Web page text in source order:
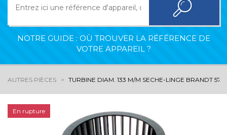
NOTRE GUIDE : OÙ TROUVER LA RÉFÉRENCE DE
VOTRE APPAREIL ?
AUTRES PIÈCES TURBINE DIAM. 133 M/M SECHE-LINGE BRANDT
En rupture